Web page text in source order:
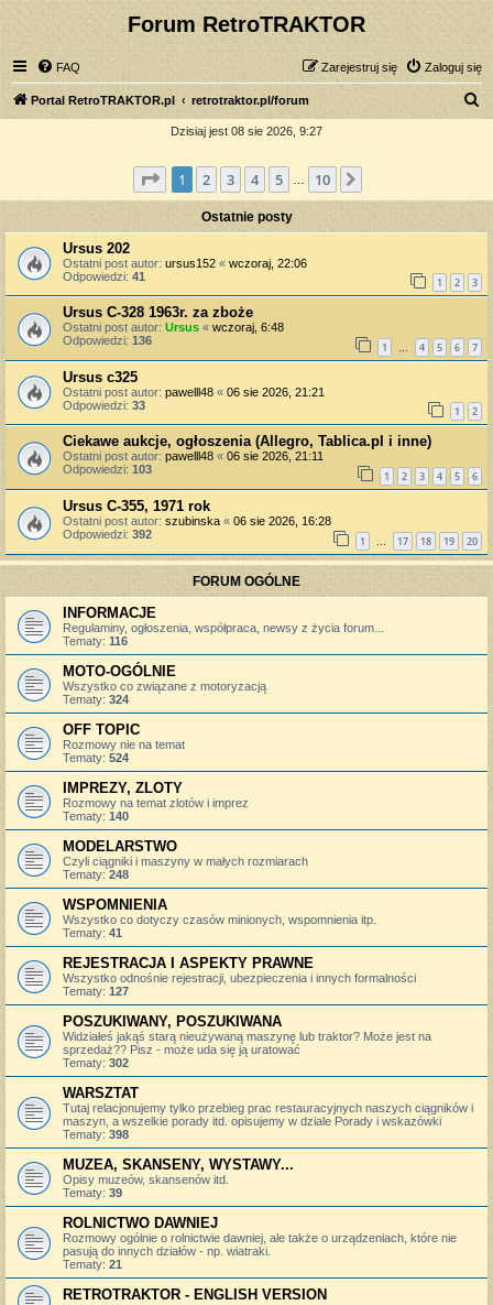
Forum RetroTRAKTOR
FAQ Zaloguj się
Zarejestruj się
Portal RetroTRAKTOR.pl retrotraktor.pl/forum
a
j
Dzisiaj jest 08 sie 2026, 9:27
Strona z10
1 2 3 4 5 10
Ostatnie posty
Ursus 202
Ostatni post autor: ursus152 « wczoraj, 22:06
Odpowiedzi: 41 1 2 3
Ursus C-328 1963r. za zboże
Ostatni post autor: Ursus « wczoraj, 6:48
Odpowiedzi: 136 1 … 4 5 6 7
Ursus c325
Ostatni post autor: pawelll48 « 06 sie 2026, 21:21
Odpowiedzi: 33 1 2
Ciekawe aukcje, ogłoszenia (Allegro, Tablica.pl i inne)
Ostatni post autor: pawelll48 « 06 sie 2026, 21:11
Odpowiedzi: 103 1 2 3 4 5 6
Ursus C-355, 1971 rok
Ostatni post autor: szubinska « 06 sie 2026, 16:28
Odpowiedzi: 392 1 … 17 18 19 20
FORUM OGÓLNE
INFORMACJE
Regulaminy, ogłoszenia, współpraca, newsy z życia forum...
Tematy: 116
MOTO-OGÓLNIE
Wszystko co związane z motoryzacją
Tematy: 324
OFF TOPIC
Rozmowy nie na temat
Tematy: 524
IMPREZY, ZLOTY
Rozmowy na temat zlotów i imprez
Tematy: 140
MODELARSTWO
Czyli ciągniki i maszyny w małych rozmiarach
Tematy: 248
WSPOMNIENIA
Wszystko co dotyczy czasów minionych, wspomnienia itp.
Tematy: 41
REJESTRACJA I ASPEKTY PRAWNE
Wszystko odnośnie rejestracji, ubezpieczenia i innych formalności
Tematy: 127
POSZUKIWANY, POSZUKIWANA
Widziałeś jakąś starą nieużywaną maszynę lub traktor? Może jest na
sprzedaż?? Pisz - może uda się ją uratować
Tematy: 302
WARSZTAT
Tutaj relacjonujemy tylko przebieg prac restauracyjnych naszych ciągników i
maszyn, a wszelkie porady itd. opisujemy w dziale Porady i wskazówki
Tematy: 398
MUZEA, SKANSENY, WYSTAWY...
Opisy muzeów, skansenów itd.
Tematy: 39
ROLNICTWO DAWNIEJ
Rozmowy ogólnie o rolnictwie dawniej, ale także o urządzeniach, które nie
pasują do innych działów - np. wiatraki.
Tematy: 21
RETROTRAKTOR - ENGLISH VERSION